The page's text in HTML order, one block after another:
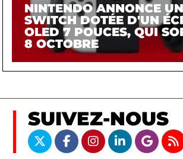
NINTENDO ANNONCE
SWITCH DOTÉE D'UN
OLED 7 POUCES, QUI
8 OCTOBRE
SUIVEZ-NOUS